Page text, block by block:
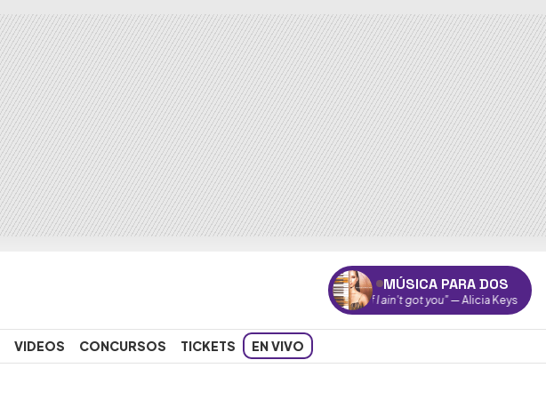
MÚSICA PARA DOS
"If I ain't got you"— Alicia Keys
VIDEOS CONCURSOS TICKETS EN VIVO